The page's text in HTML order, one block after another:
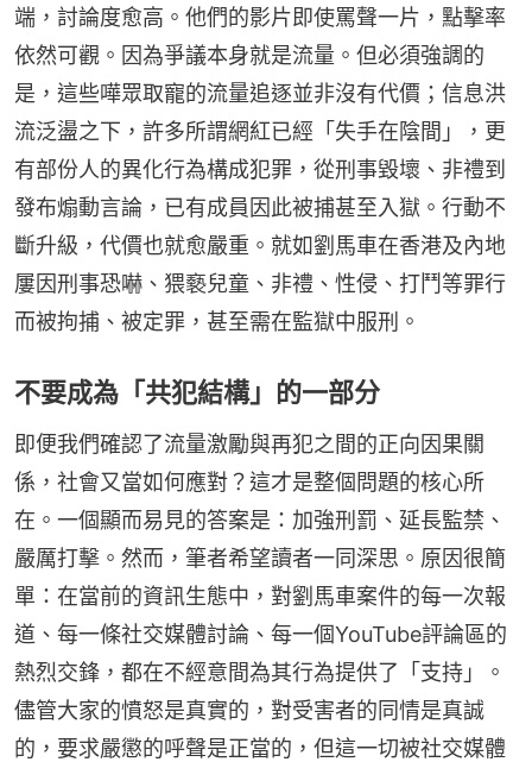
端，討論度愈高。他們的影片即使罵聲一片，點擊率
依然可觀。因為爭議本身就是流量。但必須強調的
是，這些嘩眾取寵的流量追逐並非沒有代價；信息洪
流泛盪之下，許多所謂網紅已經「失手在陰間」，更
有部份人的異化行為構成犯罪，從刑事毀壞、非禮到
發布煽動言論，已有成員因此被捕甚至入獄。行動不
斷升級，代價也就愈嚴重。就如劉馬車在香港及內地
屢因刑事恐嚇、猥褻兒童、非禮、性侵、打鬥等罪行
而被拘捕、被定罪，甚至需在監獄中服刑。
不要成為「共犯結構」的一部分
即便我們確認了流量激勵與再犯之間的正向因果關
係，社會又當如何應對？這才是整個問題的核心所
在。一個顯而易見的答案是：加強刑罰、延長監禁、
嚴厲打擊。然而，筆者希望讀者一同深思。原因很簡
單：在當前的資訊生態中，對劉馬車案件的每一次報
道、每一條社交媒體討論、每一個YouTube評論區的
熱烈交鋒，都在不經意間為其行為提供了「支持」。
儘管大家的憤怒是真實的，對受害者的同情是真誠
的，要求嚴懲的呼聲是正當的，但這一切被社交媒體